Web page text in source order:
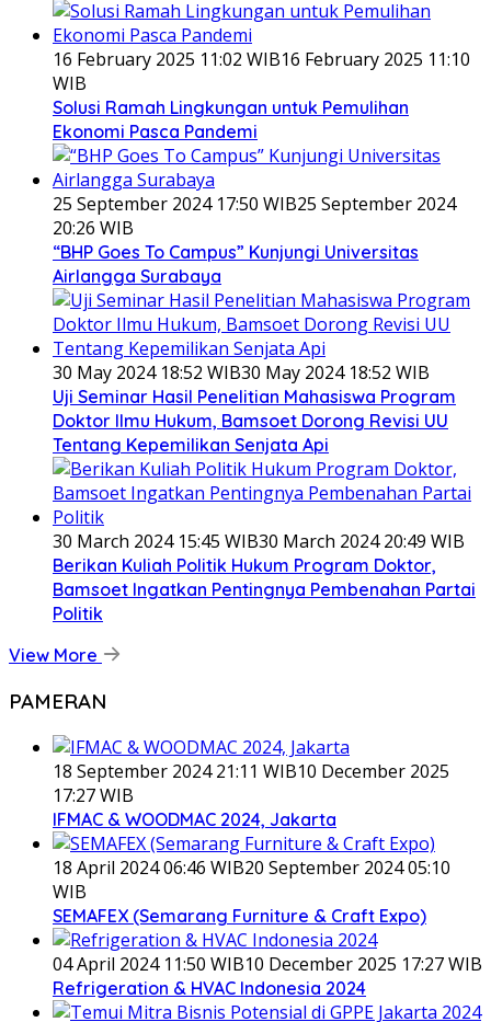
16 February 2025 11:02 WIB16 February 2025 11:10
WIB
Solusi Ramah Lingkungan untuk Pemulihan
Ekonomi Pasca Pandemi
25 September 2024 17:50 WIB25 September 2024
20:26 WIB
“BHP Goes To Campus” Kunjungi Universitas
Airlangga Surabaya
30 May 2024 18:52 WIB30 May 2024 18:52 WIB
Uji Seminar Hasil Penelitian Mahasiswa Program
Doktor Ilmu Hukum, Bamsoet Dorong Revisi UU
Tentang Kepemilikan Senjata Api
30 March 2024 15:45 WIB30 March 2024 20:49 WIB
Berikan Kuliah Politik Hukum Program Doktor,
Bamsoet Ingatkan Pentingnya Pembenahan Partai
Politik
View More
PAMERAN
18 September 2024 21:11 WIB10 December 2025
17:27 WIB
IFMAC & WOODMAC 2024, Jakarta
18 April 2024 06:46 WIB20 September 2024 05:10
WIB
SEMAFEX (Semarang Furniture & Craft Expo)
04 April 2024 11:50 WIB10 December 2025 17:27 WIB
Refrigeration & HVAC Indonesia 2024